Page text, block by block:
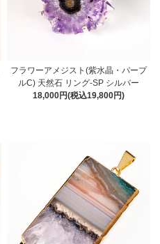
フラワーアメジスト(紫水晶・パープ
ルC) 天然石 リング-SP シルバー
18,000円(税込19,800円)